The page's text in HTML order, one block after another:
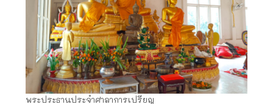
พระประธานประจำศาลาการเปรียญ